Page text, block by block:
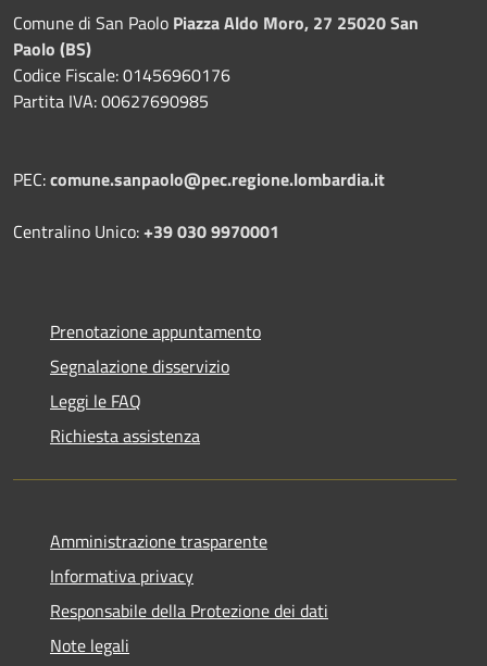
Comune di San Paolo Piazza Aldo Moro, 27 25020 San
Paolo (BS)
Codice Fiscale: 01456960176
Partita IVA: 00627690985
PEC:comune.sanpaolo@pec.regione.lombardia.it
Centralino Unico:+39 030 9970001
Prenotazione appuntamento
Segnalazione disservizio
Leggi le FAQ
Richiesta assistenza
Amministrazione trasparente
Informativa privacy
Responsabile della Protezione dei dati
Note legali